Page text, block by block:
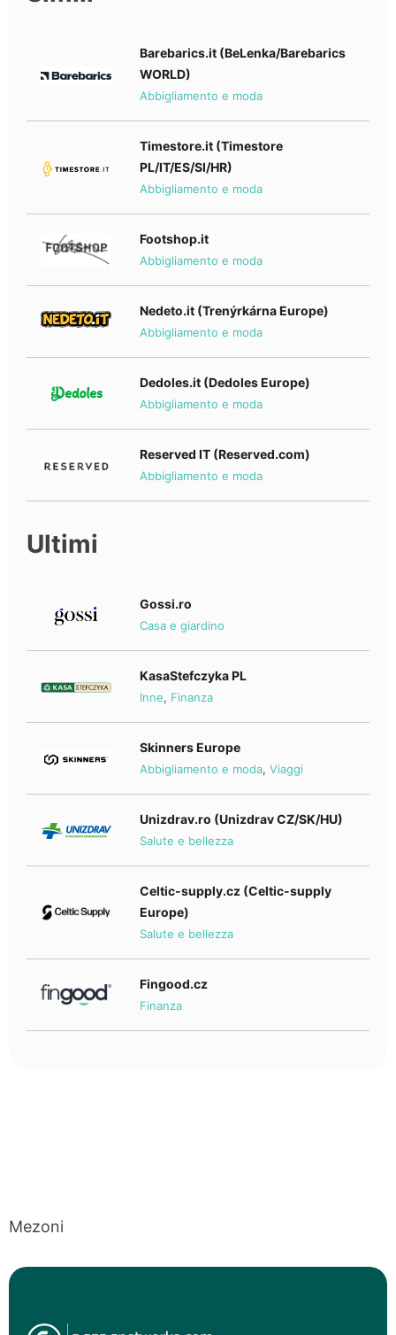
Barebarics.it (BeLenka/Barebarics
WORLD)
Abbigliamento e moda
Timestore.it (Timestore
PL/IT/ES/SI/HR)
Abbigliamento e moda
Footshop.it
Abbigliamento e moda
Nedeto.it (Trenýrkárna Europe)
Abbigliamento e moda
Dedoles.it (Dedoles Europe)
Abbigliamento e moda
Reserved IT (Reserved.com)
Abbigliamento e moda
Ultimi
Gossi.ro
Casa e giardino
KasaStefczyka PL
Inne, Finanza
Skinners Europe
Abbigliamento e moda, Viaggi
Unizdrav.ro (Unizdrav CZ/SK/HU)
Salute e bellezza
Celtic-supply.cz (Celtic-supply
Europe)
Salute e bellezza
Fingood.cz
Finanza
Mezoni